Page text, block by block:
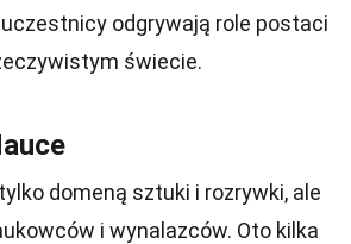
odgrywają role postaci
świecie.
domeną sztuki i rozrywki, ale
i wynalazców. Oto kilka